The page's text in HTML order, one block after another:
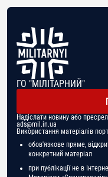
ГО "МІЛІТАРНИЙ"
Надіслати новину або
ads@mil.in.ua
Використання матеріалів
обов'язкове пряме,
конкретний матеріал
при публікації не в